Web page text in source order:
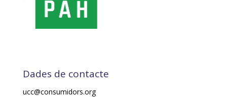
Dades de contacte
ucc@consumidors.org